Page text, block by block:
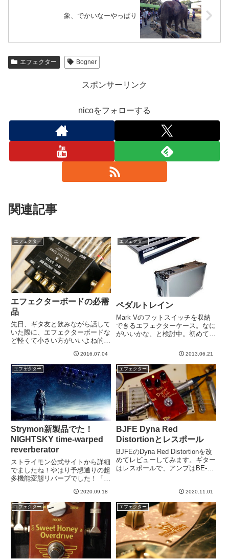
象、でかいなーやっぱり
エフェクター Bogner
スポンサーリンク
nicoをフォローする
関連記事
エフェクター
エフェクターボードの必需
品
先日、ギタ友と飲みながら話して
いた際に、エフェクターボードな
ど軽くて小さい方がいいよね的会
なのです。否定しません。私もか
つては、小ささと軽さを追い求め
たものです。。。しかし、一度、
思い切って馬鹿でかい＆馬鹿重
い...
2016.07.04
エフェクター
ペダルトレイン
Mark Vのフットスイッチを収納
できるエフェクターケース。なに
がいいかな、と検討中。初めての
知ったのですが、次のような点は
盲点だった。・電源ケーブルやパ
ッチケーブルの取り回しに意外に
スペースが必要新しく作る場...
2013.06.21
エフェクター
Strymon新製品でた！
NIGHTSKY time-warped
reverberator
ストライモン公式サイトから詳細
でましたね！やはり予想通りの超
多機能変態リバーブでした！「ナ
ブ」ということで名前カコいい。
しかしもうこれ、ギター用エフェ
クターという範疇じゃないです
ね。そして公式ページ（下記
URL...
2020.09.18
エフェクター
BJFE Dyna Red
Distortionとレスポール
BJFEのDyna Red Distortionを改
めてレビューしてみます。ギター
はレスポールで、アンプはBE-
ないでいます。まずは動画DRD
の感想ゲインやトー...
2020.11.01
エフェクター エフェクター